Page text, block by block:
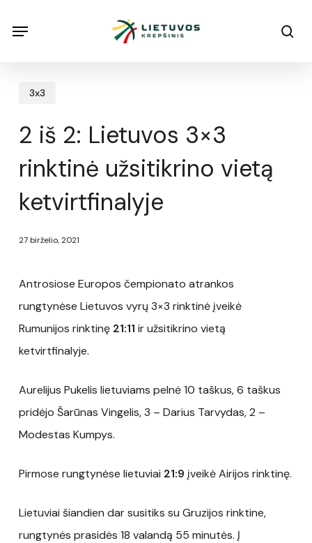
Menu
3x3
2 iš 2: Lietuvos 3×3
rinktinė užsitikrino vietą
ketvirtfinalyje
27 birželio, 2021
Antrosiose Europos čempionato atrankos
rungtynėse Lietuvos vyrų 3×3 rinktinė įveikė
Rumunijos rinktinę 21:11 ir užsitikrino vietą
ketvirtfinalyje.
Aurelijus Pukelis lietuviams pelnė 10 taškus, 6 taškus
pridėjo Šarūnas Vingelis, 3 – Darius Tarvydas, 2 –
Modestas Kumpys.
Pirmose rungtynėse lietuviai 21:9 įveikė Airijos rinktinę.
Lietuviai šiandien dar susitiks su Gruzijos rinktine,
rungtynės prasidės 18 valandą 55 minutės. Į